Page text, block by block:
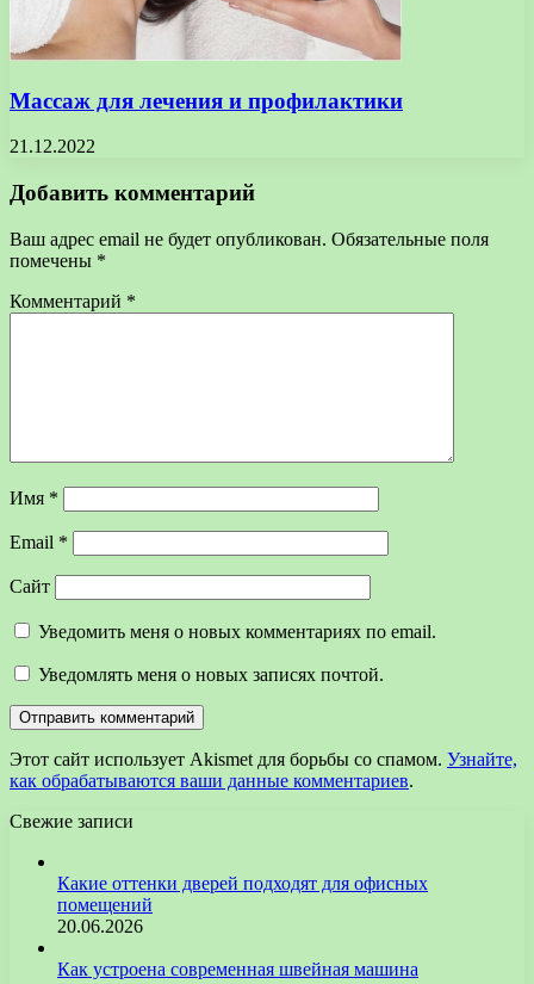
Массаж для лечения и профилактики
21.12.2022
Добавить комментарий
Ваш адрес email не будет опубликован. Обязательные поля
помечены *
Комментарий *
Имя *
Email *
Сайт
Уведомить меня о новых комментариях по email.
Уведомлять меня о новых записях почтой.
Этот сайт использует Akismet для борьбы со спамом. Узнайте,
как обрабатываются ваши данные комментариев.
Свежие записи
Какие оттенки дверей подходят для офисных
помещений
20.06.2026
Как устроена современная швейная машина